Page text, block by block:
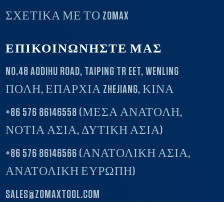
ΣΧΕΤΙΚΆ ΜΕ ΤΟ ZOMAX
ΕΠΙΚΟΙΝΩΝΗΣΤΕ ΜΑΣ
NO.48 AODIHU ROAD, TAIPING TR EET, WENLING
ΠΟΛΗ, ΕΠΑΡΧΙΑ ZHEJIANG, ΚΙΝΑ
+86 576 86146558 (ΜΕΣΑ ΑΝΑΤΟΛΗ,
ΝΟΤΙΑ ΑΣΙΑ, ΔΥΤΙΚΗ ΑΣΙΑ)
+86 576 86146566 (ΑΝΑΤΟΛΙΚΗ ΑΣΙΑ,
ΑΝΑΤΟΛΙΚΗ ΕΥΡΩΠΗ)
SALES@ZOMAXTOOL.COM